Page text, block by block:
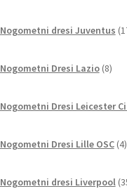
Nogometni dresi Juventus
Nogometni Dresi Lazio 8
Nogometni Dresi Leicester
Nogometni Dresi Lille OSC 4
Nogometni dresi Liverpool